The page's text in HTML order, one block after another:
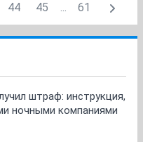
44 45 ... 61
штраф: инструкция,
ночными компаниями